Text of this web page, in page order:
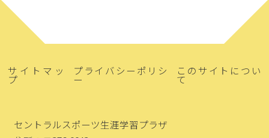
サイトマッ
プ
プライバシーポリシ
ー
このサイトについ
て
セントラルスポーツ生涯学習プラザ